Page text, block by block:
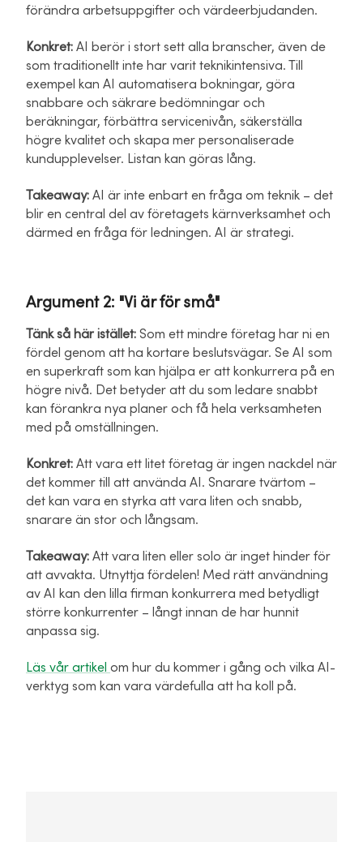
förändra arbetsuppgifter och värdeerbjudanden.
Konkret: AI berör i stort sett alla branscher, även de
som traditionellt inte har varit teknikintensiva. Till
exempel kan AI automatisera bokningar, göra
snabbare och säkrare bedömningar och
beräkningar, förbättra servicenivån, säkerställa
högre kvalitet och skapa mer personaliserade
kundupplevelser. Listan kan göras lång.
Takeaway: AI är inte enbart en fråga om teknik – det
blir en central del av företagets kärnverksamhet och
därmed en fråga för ledningen. AI är strategi.
Argument 2: "Vi är för små"
Tänk så här istället: Som ett mindre företag har ni en
fördel genom att ha kortare beslutsvägar. Se AI som
en superkraft som kan hjälpa er att konkurrera på en
högre nivå. Det betyder att du som ledare snabbt
kan förankra nya planer och få hela verksamheten
med på omställningen.
Konkret: Att vara ett litet företag är ingen nackdel när
det kommer till att använda AI. Snarare tvärtom –
det kan vara en styrka att vara liten och snabb,
snarare än stor och långsam.
Takeaway: Att vara liten eller solo är inget hinder för
att avvakta. Utnyttja fördelen! Med rätt användning
av AI kan den lilla firman konkurrera med betydligt
större konkurrenter – långt innan de har hunnit
anpassa sig.
Läs vår artikel om hur du kommer i gång och vilka AI-
verktyg som kan vara värdefulla att ha koll på.